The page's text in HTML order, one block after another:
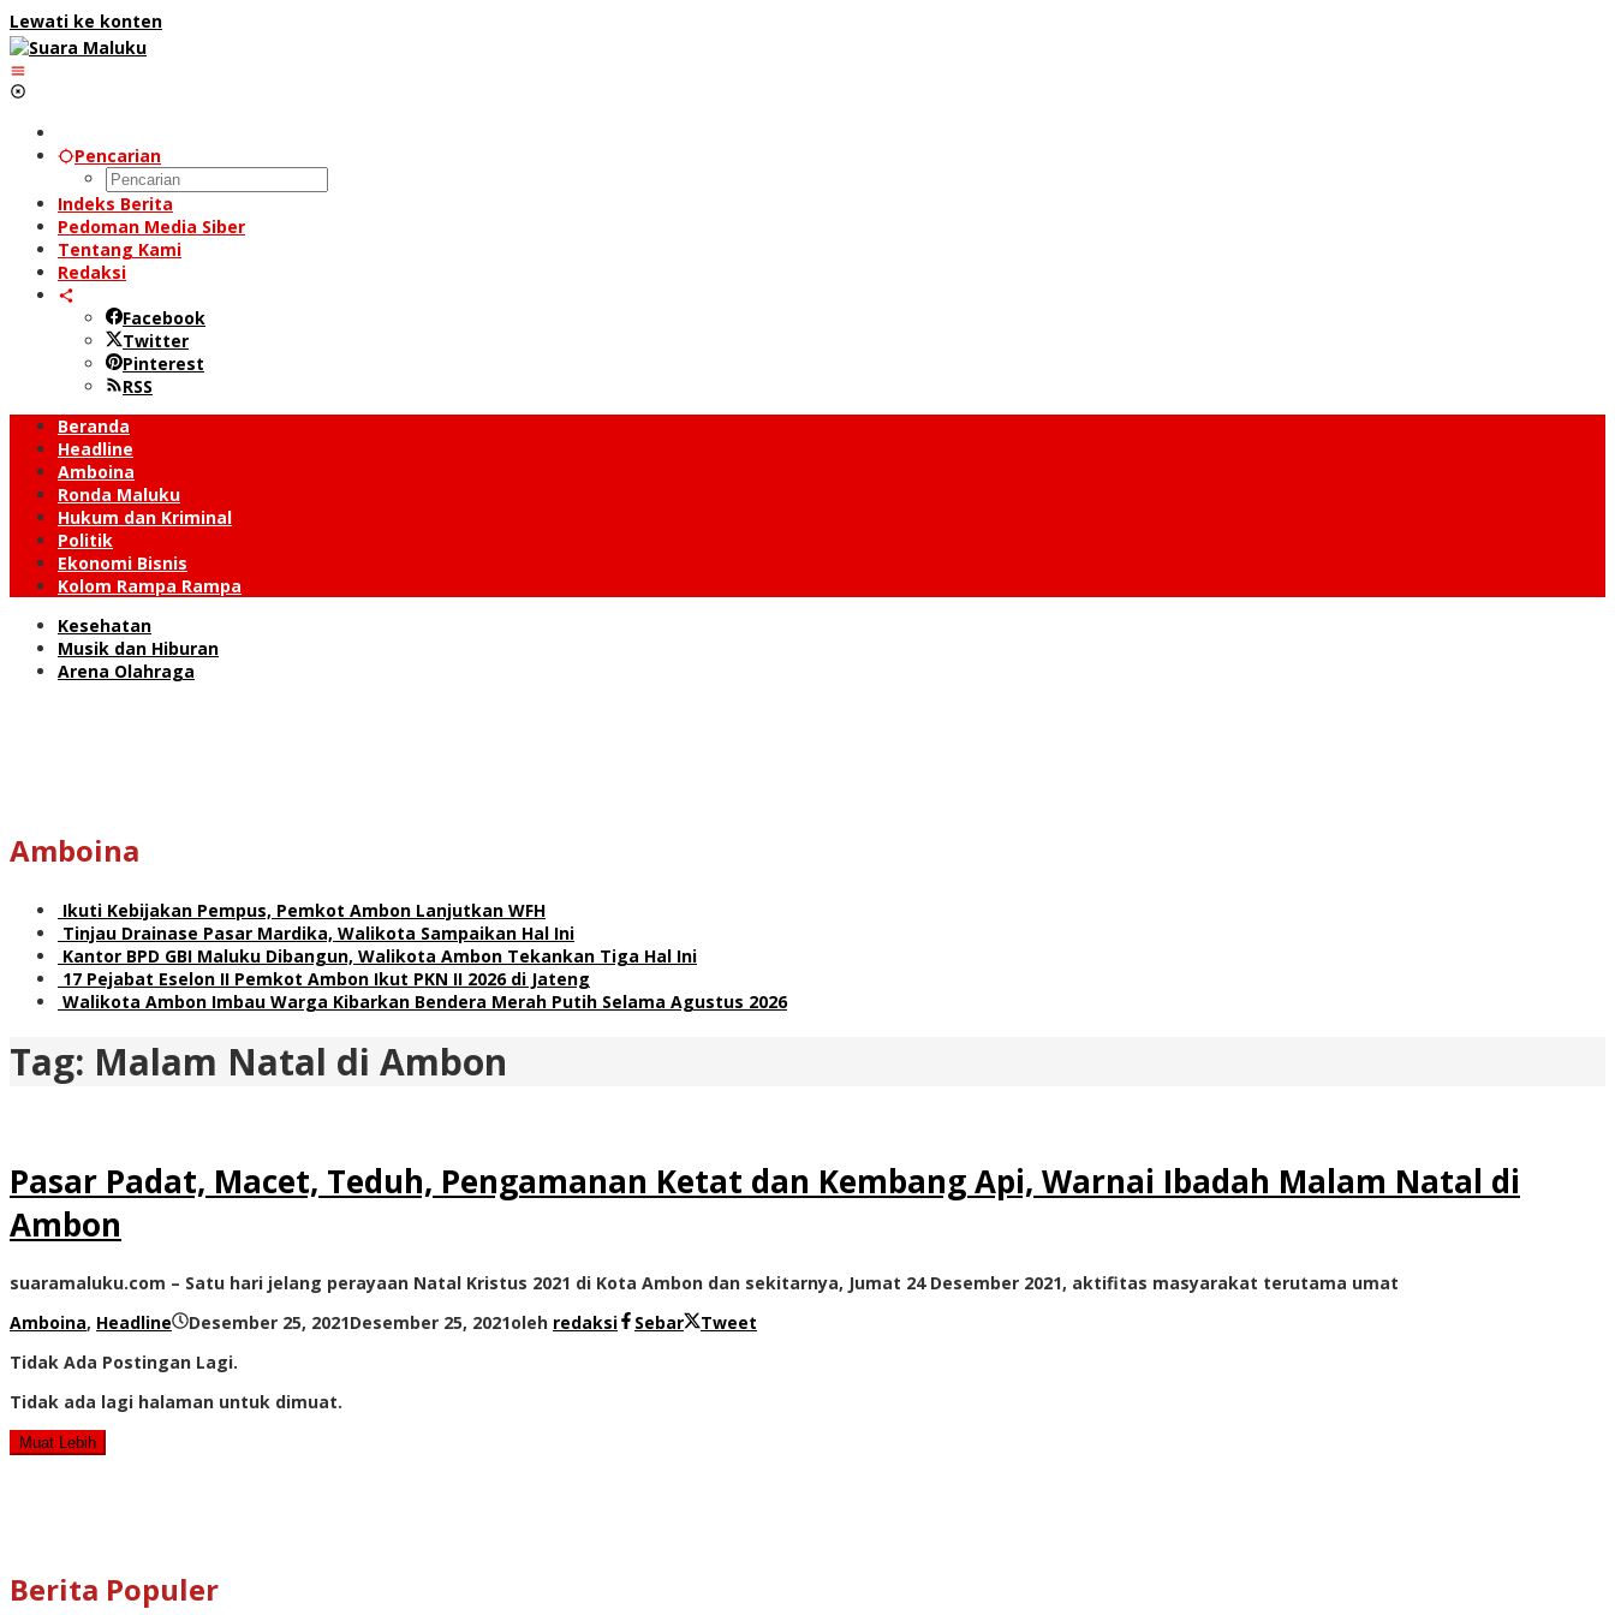
Lewati ke konten
Pencarian
Indeks Berita
Pedoman Media Siber
Tentang Kami
Redaksi
Facebook
Twitter
Pinterest
RSS
Beranda
Headline
Amboina
Ronda Maluku
Hukum dan Kriminal
Politik
Ekonomi Bisnis
Kolom Rampa Rampa
Kesehatan
Musik dan Hiburan
Arena Olahraga
Amboina
Ikuti Kebijakan Pempus, Pemkot Ambon Lanjutkan WFH
Tinjau Drainase Pasar Mardika, Walikota Sampaikan Hal Ini
Kantor BPD GBI Maluku Dibangun, Walikota Ambon Tekankan Tiga Hal Ini
17 Pejabat Eselon II Pemkot Ambon Ikut PKN II 2026 di Jateng
Walikota Ambon Imbau Warga Kibarkan Bendera Merah Putih Selama Agustus 2026
Tag: Malam Natal di Ambon
Pasar Padat, Macet, Teduh, Pengamanan Ketat dan Kembang Api, Warnai Ibadah Malam Natal di
Ambon
suaramaluku.com – Satu hari jelang perayaan Natal Kristus 2021 di Kota Ambon dan sekitarnya, Jumat 24 Desember 2021, aktifitas masyarakat terutama umat
Amboina, Headline Desember 25, 2021Desember 25, 2021oleh redaksi Sebar
Tweet
Tidak Ada Postingan Lagi.
Tidak ada lagi halaman untuk dimuat.
Muat Lebih
Berita Populer